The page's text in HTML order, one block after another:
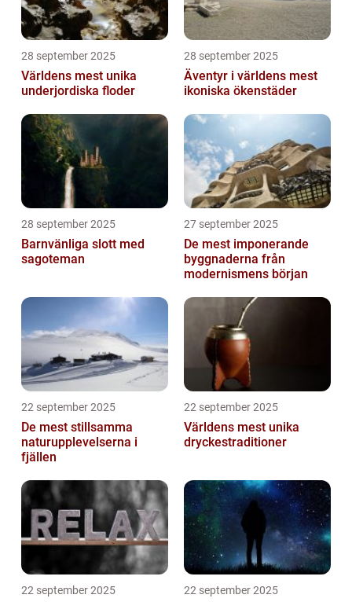
28 september 2025
Världens mest unika
underjordiska floder
28 september 2025
Äventyr i världens mest
ikoniska ökenstäder
28 september 2025
Barnvänliga slott med
sagoteman
27 september 2025
De mest imponerande
byggnaderna från
modernismens början
22 september 2025
De mest stillsamma
naturupplevelserna i
fjällen
22 september 2025
Världens mest unika
dryckestraditioner
22 september 2025 22 september 2025